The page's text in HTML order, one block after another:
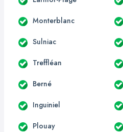
Monterblanc
Sulniac
Treffléan
Berné
Inguiniel
Plouay